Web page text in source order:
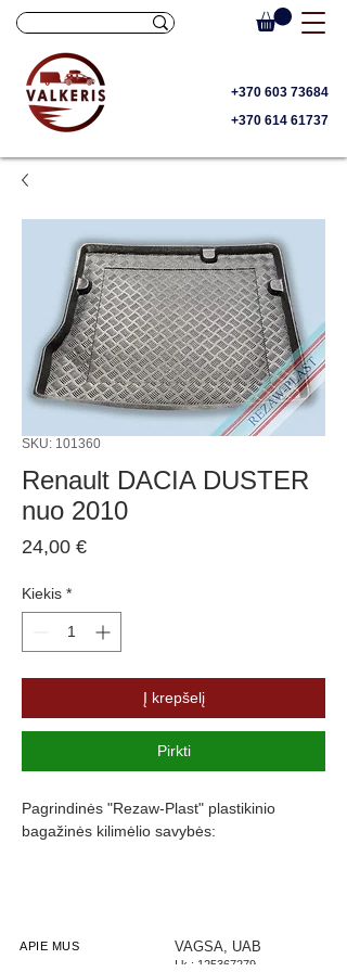
+370 603 73684
+370 614 61737
SKU: 101360
Renault DACIA DUSTER
nuo 2010
24,00 €Price
Kiekis *
Į krepšelį
Pirkti
Pagrindinės "Rezaw-Plast" plastikinio
bagažinės kilimėlio savybės:
Pagamintas iš polietileno
Turi gofruotą paviršių
APIE MUS
VAGSA, UAB
Į.k.: 125367279